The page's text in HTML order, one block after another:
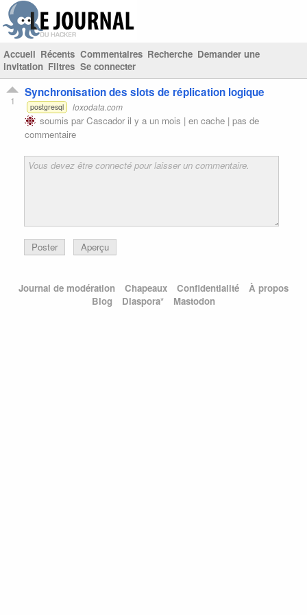
Accueil Récents Commentaires Recherche Demander une
invitation Filtres Se connecter
1
Synchronisation des slots de réplication logique
postgresql loxodata.com
soumis parCascadoril y a un mois | en cache | pas de
commentaire
Poster Aperçu
Journal de modération Chapeaux Confidentialité
À propos
Blog
Diaspora* Mastodon